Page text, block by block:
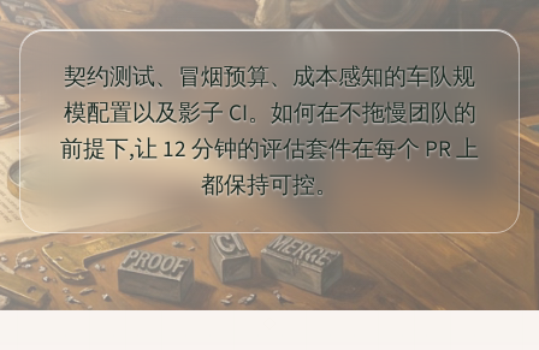
契约测试、冒烟预算、成本感知的车队规
模配置以及影子 CI。如何在不拖慢团队的
前提下,让 12 分钟的评估套件在每个 PR 上
都保持可控。